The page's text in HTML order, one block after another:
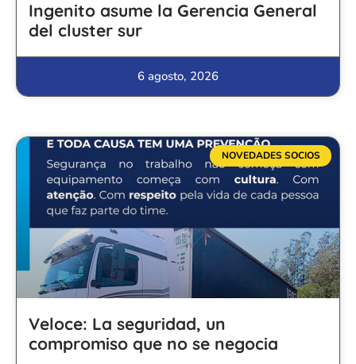
Ingenito asume la Gerencia General
del cluster sur
6 agosto, 2026
NOVEDADES SOCIOS
Veloce: La seguridad, un
compromiso que no se negocia